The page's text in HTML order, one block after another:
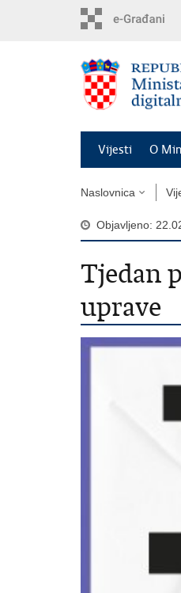
Vijesti O
Naslovnica
Objavljeno:
Tjedan
uprave